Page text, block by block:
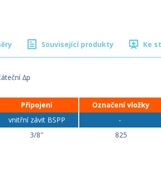
Související produkty Ke
∆p
Připojení Označení vložky
vnitřní závit BSPP -
3/8" 825